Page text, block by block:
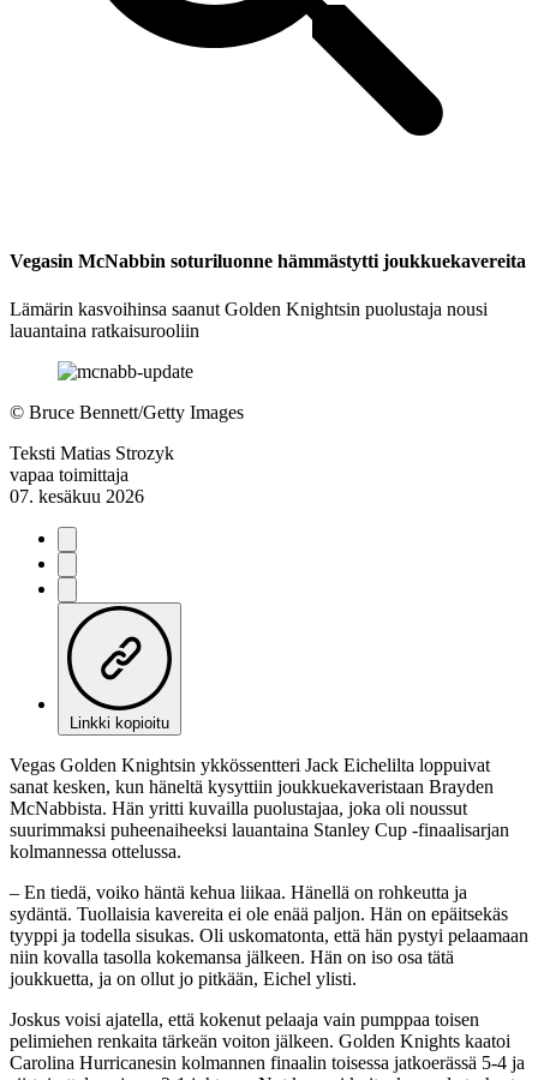
Vegasin McNabbin soturiluonne hämmästytti joukkuekavereita
Lämärin kasvoihinsa saanut Golden Knightsin puolustaja nousi
lauantaina ratkaisurooliin
© Bruce Bennett/Getty Images
Teksti Matias Strozyk
vapaa toimittaja
07. kesäkuu 2026
Linkki kopioitu
Vegas Golden Knightsin ykkössentteri Jack Eichelilta loppuivat
sanat kesken, kun häneltä kysyttiin joukkuekaveristaan Brayden
McNabbista. Hän yritti kuvailla puolustajaa, joka oli noussut
suurimmaksi puheenaiheeksi lauantaina Stanley Cup -finaalisarjan
kolmannessa ottelussa.
– En tiedä, voiko häntä kehua liikaa. Hänellä on rohkeutta ja
sydäntä. Tuollaisia kavereita ei ole enää paljon. Hän on epäitsekäs
tyyppi ja todella sisukas. Oli uskomatonta, että hän pystyi pelaamaan
niin kovalla tasolla kokemansa jälkeen. Hän on iso osa tätä
joukkuetta, ja on ollut jo pitkään, Eichel ylisti.
Joskus voisi ajatella, että kokenut pelaaja vain pumppaa toisen
pelimiehen renkaita tärkeän voiton jälkeen. Golden Knights kaatoi
Carolina Hurricanesin kolmannen finaalin toisessa jatkoerässä 5-4 ja